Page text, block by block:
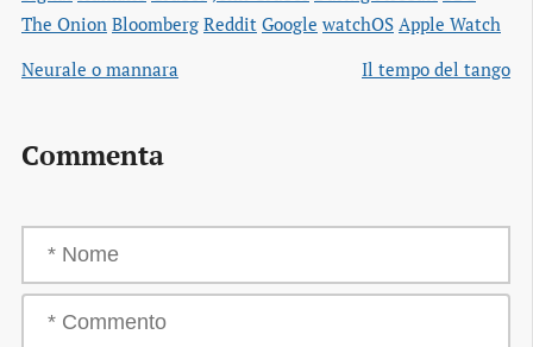
The Onion Bloomberg Reddit Google watchOS Apple Watch
Neurale o mannara
Il tempo del tango
Commenta